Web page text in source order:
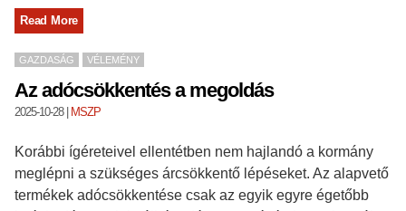
Read More
GAZDASÁG VÉLEMÉNY
Az adócsökkentés a megoldás
2025-10-28| MSZP
Korábbi ígéreteivel ellentétben nem hajlandó a kormány
meglépni a szükséges árcsökkentő lépéseket. Az alapvető
termékek adócsökkentése csak az egyik egyre égetőbb